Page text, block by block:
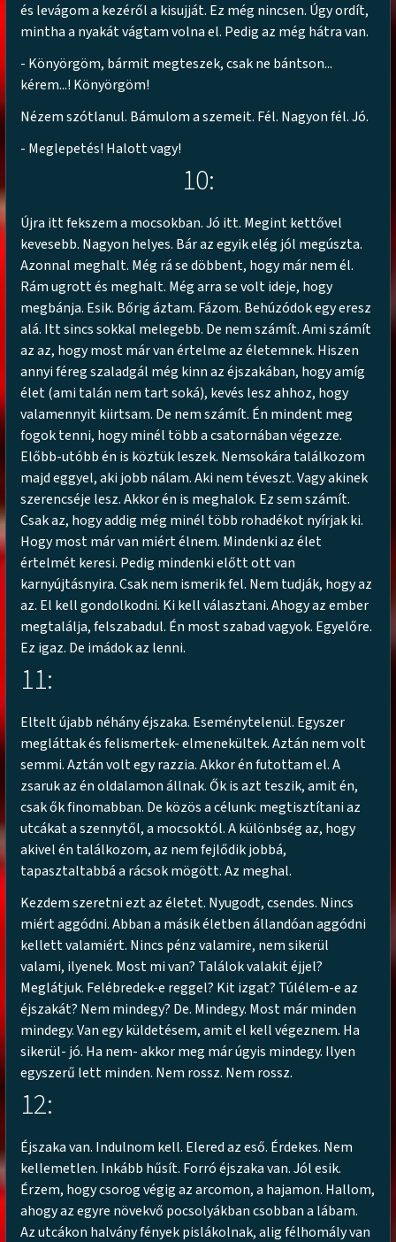
és levágom a kezéről a kisujját. Ez még nincsen. Úgy ordít,
mintha a nyakát vágtam volna el. Pedig az még hátra van.
- Könyörgöm, bármit megteszek, csak ne bántson...
kérem...! Könyörgöm!
Nézem szótlanul. Bámulom a szemeit. Fél. Nagyon fél. Jó.
- Meglepetés! Halott vagy!
10:
Újra itt fekszem a mocsokban. Jó itt. Megint kettővel
kevesebb. Nagyon helyes. Bár az egyik elég jól megúszta.
Azonnal meghalt. Még rá se döbbent, hogy már nem él.
Rám ugrott és meghalt. Még arra se volt ideje, hogy
megbánja. Esik. Bőrig áztam. Fázom. Behúzódok egy eresz
alá. Itt sincs sokkal melegebb. De nem számít. Ami számít
az az, hogy most már van értelme az életemnek. Hiszen
annyi féreg szaladgál még kinn az éjszakában, hogy amíg
élet (ami talán nem tart soká), kevés lesz ahhoz, hogy
valamennyit kiirtsam. De nem számít. Én mindent meg
fogok tenni, hogy minél több a csatornában végezze.
Előbb-utóbb én is köztük leszek. Nemsokára találkozom
majd eggyel, aki jobb nálam. Aki nem téveszt. Vagy akinek
szerencséje lesz. Akkor én is meghalok. Ez sem számít.
Csak az, hogy addig még minél több rohadékot nyírjak ki.
Hogy most már van miért élnem. Mindenki az élet
értelmét keresi. Pedig mindenki előtt ott van
karnyújtásnyira. Csak nem ismerik fel. Nem tudják, hogy az
az. El kell gondolkodni. Ki kell választani. Ahogy az ember
megtalálja, felszabadul. Én most szabad vagyok. Egyelőre.
Ez igaz. De imádok az lenni.
11:
Eltelt újabb néhány éjszaka. Eseménytelenül. Egyszer
megláttak és felismertek- elmenekültek. Aztán nem volt
semmi. Aztán volt egy razzia. Akkor én futottam el. A
zsaruk az én oldalamon állnak. Ők is azt teszik, amit én,
csak ők finomabban. De közös a célunk: megtisztítani az
utcákat a szennytől, a mocsoktól. A különbség az, hogy
akivel én találkozom, az nem fejlődik jobbá,
tapasztaltabbá a rácsok mögött. Az meghal.
Kezdem szeretni ezt az életet. Nyugodt, csendes. Nincs
miért aggódni. Abban a másik életben állandóan aggódni
kellett valamiért. Nincs pénz valamire, nem sikerül
valami, ilyenek. Most mi van? Találok valakit éjjel?
Meglátjuk. Felébredek-e reggel? Kit izgat? Túlélem-e az
éjszakát? Nem mindegy? De. Mindegy. Most már minden
mindegy. Van egy küldetésem, amit el kell végeznem. Ha
sikerül- jó. Ha nem- akkor meg már úgyis mindegy. Ilyen
egyszerű lett minden. Nem rossz. Nem rossz.
12:
Éjszaka van. Indulnom kell. Elered az eső. Érdekes. Nem
kellemetlen. Inkább hűsít. Forró éjszaka van. Jól esik.
Érzem, hogy csorog végig az arcomon, a hajamon. Hallom,
ahogy az egyre növekvő pocsolyákban csobban a lábam.
Az utcákon halvány fények pislákolnak, alig félhomály van